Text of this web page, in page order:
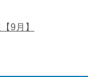
9月】